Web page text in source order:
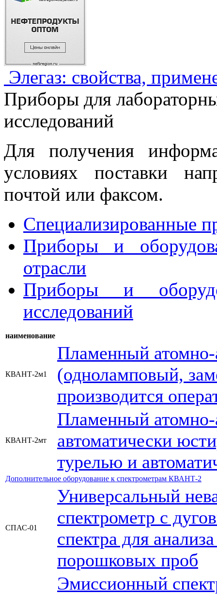
Элегаз: свойства,
Приборы для
исследований
Для получения
условиях поставки
почтой или факсом.
Специализированные
Приборы и
отрасли
Приборы и
исследований
наименование
КВАНТ-2м1
Пламенный
(одноламповый,
производится
КВАНТ-2мт
Пламенный атомно-
автоматически
турелью и
Дополнительное оборудование к спектрометрам КВАНТ-2
СПАС-01
Универсальный
спектрометр с
спектра для
порошковых проб
Эмиссионный